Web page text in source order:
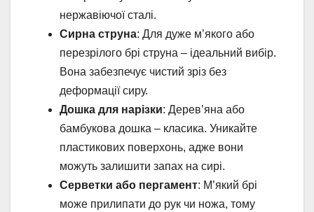
нержавіючої сталі.
Сирна струна: Для дуже м’якого або
перезрілого брі струна – ідеальний вибір.
Вона забезпечує чистий зріз без
деформації сиру.
Дошка для нарізки: Дерев’яна або
бамбукова дошка – класика. Уникайте
пластикових поверхонь, адже вони
можуть залишити запах на сирі.
Серветки або пергамент: М’який брі
може прилипати до рук чи ножа, тому